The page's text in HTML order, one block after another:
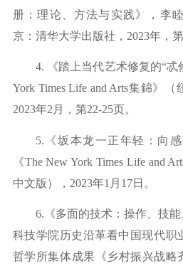
册：理论、方法与实践》，李
京：清华大学出版社， 2023年，第
4. 《踏上当代艺术修复的“忒
York Times Life and Arts集錦》
2023年2月，第22-25页。
5.《坂本龙一正年轻：向
《The New York Times Life and
中文版）， 2023年1月1 7日。
6. 《多面的技术：操作、技
科技学院历史沿革看中国现代职
哲学所集体成果《乡村振兴战